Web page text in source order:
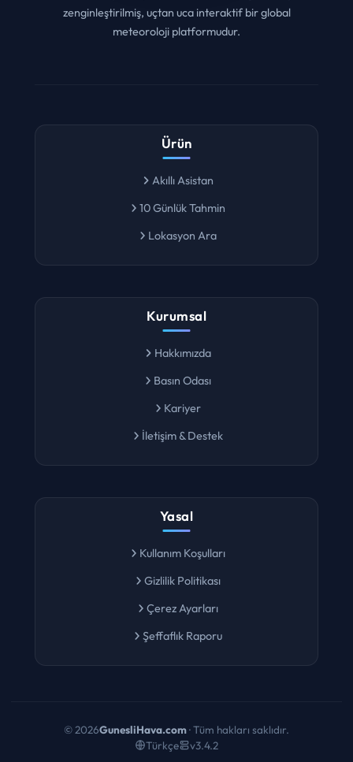
Akıllı animasyonlar, AI asistan ve haber içerikleriyle
zenginleştirilmiş, uçtan uca interaktif bir global
Ürün
Kurumsal
Yasal
GunesliHava.com· Tüm hakları saklıdır.